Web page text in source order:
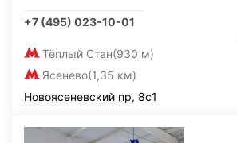
+7 (495) 023-10-01
Тёплый Стан(930 м)
Ясенево(1,35 км)
Новоясеневский пр, 8с1